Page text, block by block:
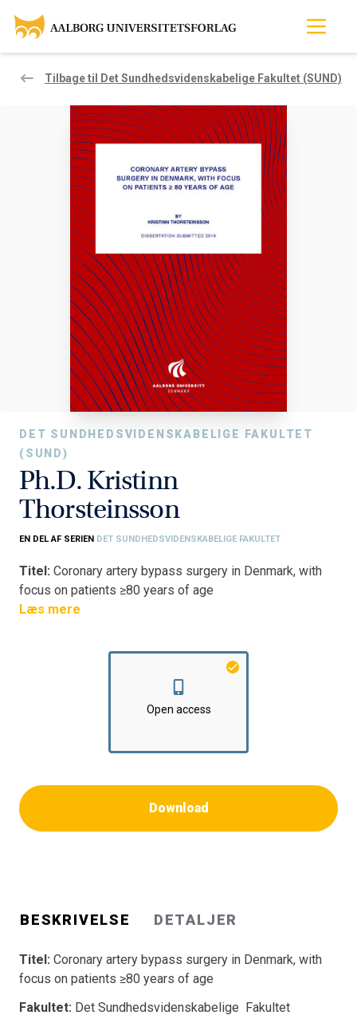
Tilbage til Det Sundhedsvidenskabelige Fakultet (SUND)
DET SUNDHEDSVIDENSKABELIGE FAKULTET
(SUND)
Ph.D. Kristinn
Thorsteinsson
EN DEL AF SERIEN DET SUNDHEDSVIDENSKABELIGE FAKULTET
Titel: Coronary artery bypass surgery in Denmark, with
focus on patients ≥80 years of age
Fakultet:Det Sundhedsvidenskabelige Fakultet
Læs mere
Open access
Download
BESKRIVELSE DETALJER
Titel: Coronary artery bypass surgery in Denmark, with
focus on patients ≥80 years of age
Fakultet: Det Sundhedsvidenskabelige Fakultet